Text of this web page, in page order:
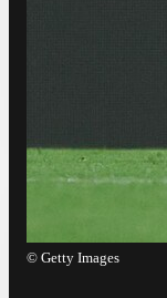
© Getty Images